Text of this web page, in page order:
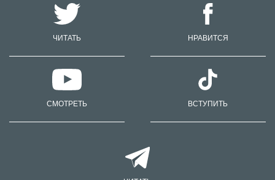
ЧИТАТЬ НРАВИТСЯ
СМОТРЕТЬ ВСТУПИТЬ